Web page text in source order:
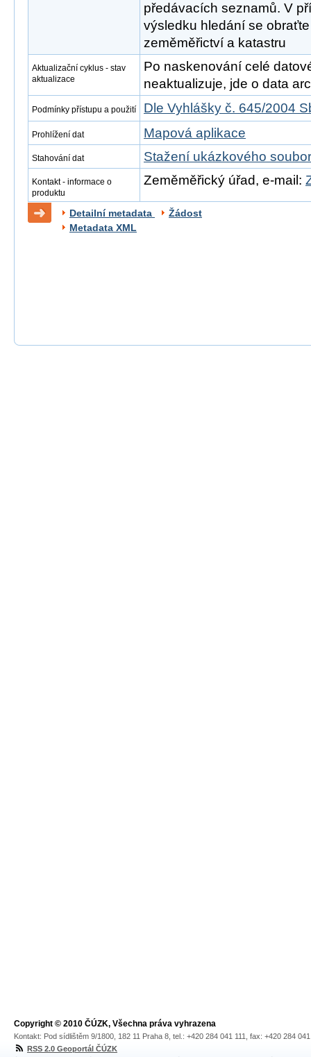
předávacích seznamů. V
výsledku hledání se
zeměměřictví a katastru
Aktualizační cyklus - stav
aktualizace
Po naskenování celé
neaktualizuje, jde o data
Podmínky přístupu a použití Dle Vyhlášky č. 645/2004
Prohlížení dat Mapová aplikace
Stahování dat Stažení ukázkového
Kontakt - informace o
produktu
Zeměměřický úřad, e-mail:
Detailní metadata
Žádost
Metadata XML
Copyright © 2010 ČÚZK, Všechna práva vyhrazena
Kontakt: Pod sídlištěm 9/1800, 182 11 Praha 8, tel.: +420 284 041 111, fax: +420 284
RSS 2.0 Geoportál ČÚZK